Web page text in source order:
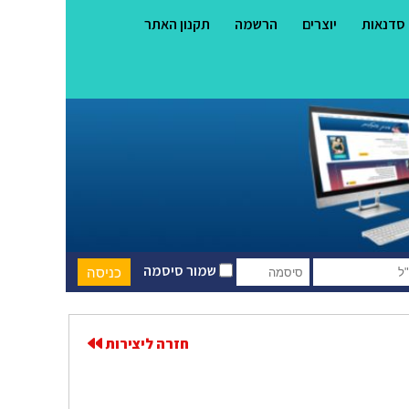
סדנאות יוצרים הרשמה תקנון האתר
שמור סיסמה
חזרה ליצירות